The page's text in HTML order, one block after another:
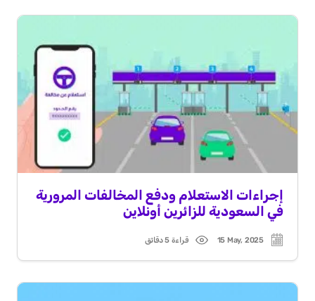
إجراءات الاستعلام ودفع المخالفات المرورية
في السعودية للزائرين أونلاين
Post
date
15 May, 2025
Read
time
قراءة 5 دقائق